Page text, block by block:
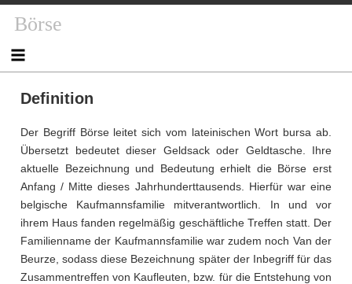
Börse
Definition
Der Begriff Börse leitet sich vom lateinischen Wort bursa ab.
Übersetzt bedeutet dieser Geldsack oder Geldtasche. Ihre
aktuelle Bezeichnung und Bedeutung erhielt die Börse erst
Anfang / Mitte dieses Jahrhunderttausends. Hierfür war eine
belgische Kaufmannsfamilie mitverantwortlich. In und vor
ihrem Haus fanden regelmäßig geschäftliche Treffen statt. Der
Familienname der Kaufmannsfamilie war zudem noch Van der
Beurze, sodass diese Bezeichnung später der Inbegriff für das
Zusammentreffen von Kaufleuten, bzw. für die Entstehung von